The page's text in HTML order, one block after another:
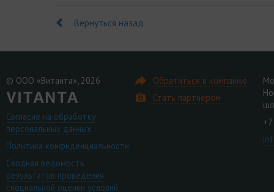
Вернуться назад
© ООО «Витанта», 2026
Согласие на обработку
персональных данных
Политика конфиденциальности
Сводная ведомость
результатов проведения
специальной оценки условий
Обратиться в компанию
Стать партнером